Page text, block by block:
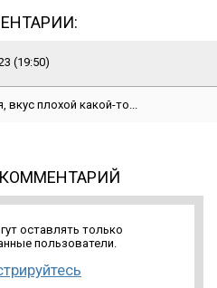
(19:50)
вкус плохой какой-то...
оставлять только
пользователи.